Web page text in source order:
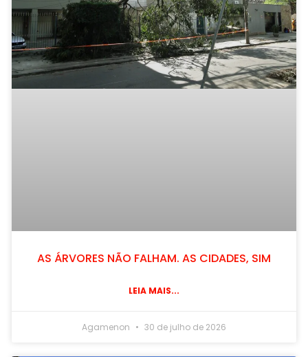
AS ÁRVORES NÃO FALHAM. AS CIDADES, SIM
LEIA MAIS...
Agamenon 30 de julho de 2026